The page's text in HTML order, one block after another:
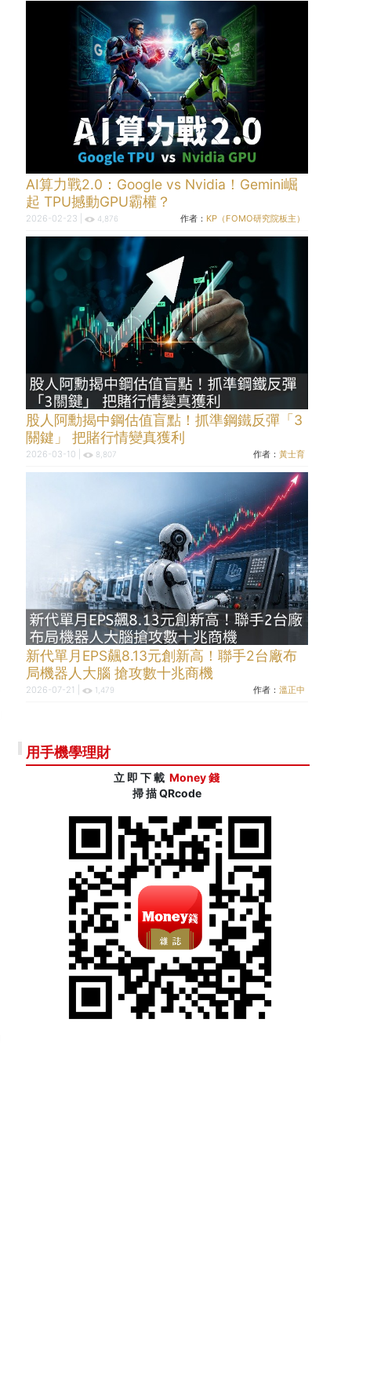
AI算力戰2.0：Google vs Nvidia！Gemini崛
起 TPU撼動GPU霸權？
2026-02-23 | 4,876 作者： KP（FOMO研究院板主）
股人阿勳揭中鋼估值盲點！抓準鋼鐵反彈「3
關鍵」 把賭行情變真獲利
2026-03-10 | 8,807 作者：黃士育
新代單月EPS飆8.13元創新高！聯手2台廠布
局機器人大腦 搶攻數十兆商機
2026-07-21 | 1,479 作者：溫正中
用手機學理財
立 即 下 載 Money 錢
掃 描 QRcode